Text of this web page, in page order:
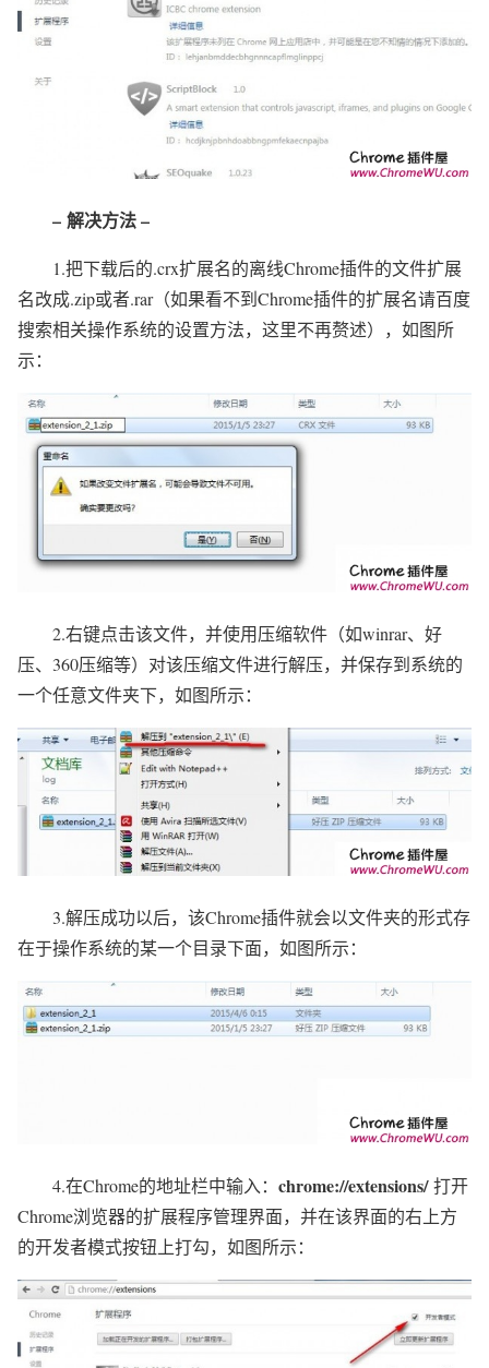
– 解决方法 –
1.把下载后的.crx扩展名的离线Chrome插件的文件扩展
名改成.zip或者.rar（如果看不到Chrome插件的扩展名请百度
搜索相关操作系统的设置方法，这里不再赘述），如图所
示：
2.右键点击该文件，并使用压缩软件（如winrar、好
压、360压缩等）对该压缩文件进行解压，并保存到系统的
一个任意文件夹下，如图所示：
3.解压成功以后，该Chrome插件就会以文件夹的形式存
在于操作系统的某一个目录下面，如图所示：
4.在Chrome的地址栏中输入： chrome://extensions/打开
Chrome浏览器的扩展程序管理界面，并在该界面的右上方
的开发者模式按钮上打勾，如图所示：